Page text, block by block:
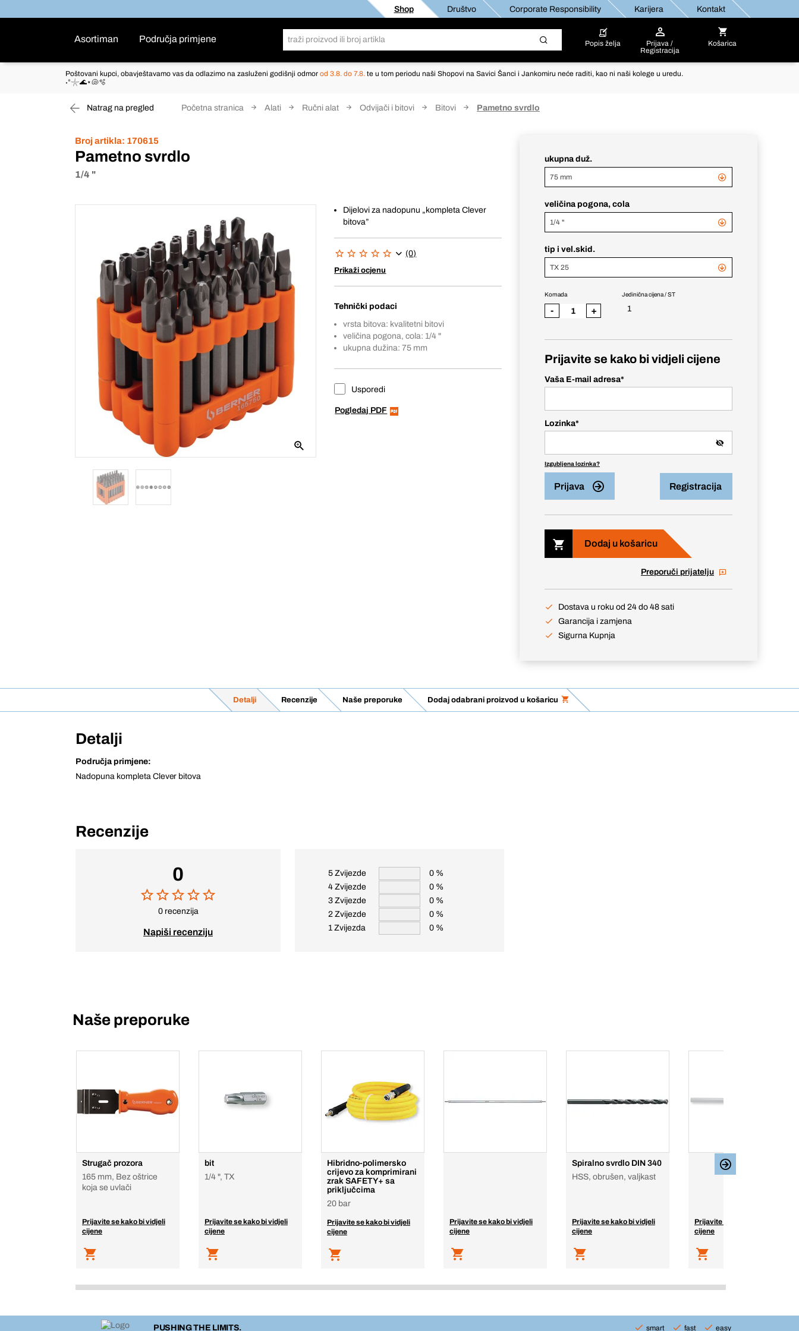
Shop Društvo Corporate Responsibility Karijera Kontakt
Asortiman Područja primjene Popis želja
Prijava /
Registracija
Košarica
Poštovani kupci, obavještavamo vas da odlazimo na zasluženi godišnji odmor od 3.8. do 7.8. te u tom periodu naši Shopovi na Savici Šanci i Jankomiru neće raditi, kao ni naši kolege u uredu.
˖°𓇼🌊⋆🐚🫧
Natrag na pregled Početna stranica Alati Ručni alat Odvijači i bitovi Bitovi Pametno svrdlo
Broj artikla: 170615
Pametno svrdlo
1/4 "
Dijelovi za nadopunu „kompleta Clever
bitova”
(0)
Prikaži ocjenu
Tehnički podaci
vrsta bitova: kvalitetni bitovi
veličina pogona, cola: 1/4 "
ukupna dužina: 75 mm
Usporedi
Pogledaj PDF
ukupna duž.
75 mm
veličina pogona, cola
1/4 "
tip i vel.skid.
TX 25
Jedinična cijena / ST
1
Komada
- +
Prijavite se kako bi vidjeli cijene
Vaša E-mail adresa*
Lozinka*
Izgubljena lozinka?
Prijava Registracija
Dodaj u košaricu
Preporuči prijatelju
Dostava u roku od 24 do 48 sati
Garancija i zamjena
Sigurna Kupnja
Detalji Recenzije Naše preporuke Dodaj odabrani proizvod u košaricu
Detalji
Područja primjene:
Nadopuna kompleta Clever bitova
Recenzije
0
0 recenzija
Napiši recenziju
5 Zvijezde
0 %
4 Zvijezde
0 %
3 Zvijezde
0 %
2 Zvijezde
0 %
1 Zvijezda
0 %
Naše preporuke
Strugač prozora
165 mm, Bez oštrice
koja se uvlači
Prijavite se kako bi vidjeli
cijene
bit
1/4 ", TX
Prijavite se kako bi vidjeli
cijene
Hibridno-polimersko
crijevo za komprimirani
zrak SAFETY+ sa
priključcima
20 bar
Prijavite se kako bi vidjeli
cijene
Prijavite se kako bi vidjeli
cijene
Spiralno svrdlo DIN 340
HSS, obrušen, valjkast
Prijavite se kako bi vidjeli
cijene
Prijavite se kako bi vidjeli
cijene
PUSHING THE LIMITS. smart fast easy